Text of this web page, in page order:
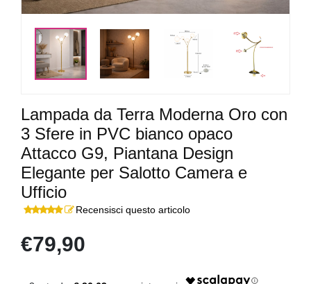
Lampada da Terra Moderna Oro con
3 Sfere in PVC bianco opaco
Attacco G9, Piantana Design
Elegante per Salotto Camera e
Ufficio
Recensisci questo articolo
€79,90